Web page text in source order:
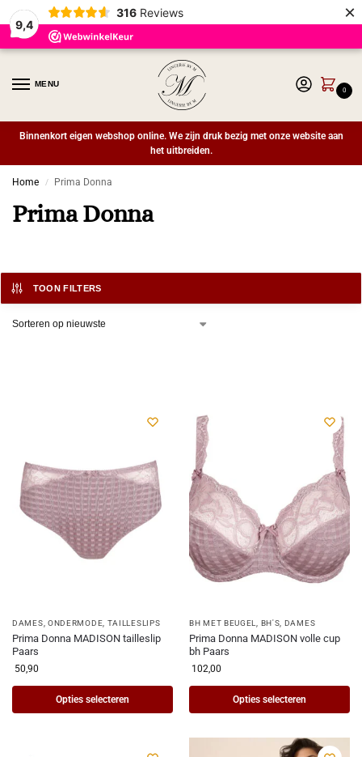
9,4
316 Reviews ×
MENU
0
Binnenkort eigen webshop online. We zijn druk bezig met onze website aan
het uitbreiden.
Home / Prima Donna
Prima Donna
TOON FILTERS
DAMES ONDERMODE TAILLESLIPS
Prima Donna MADISON tailleslip
Paars
50,90
Opties selecteren
BH MET BEUGEL BH'S DAMES
Prima Donna MADISON volle cup
bh Paars
102,00
Opties selecteren